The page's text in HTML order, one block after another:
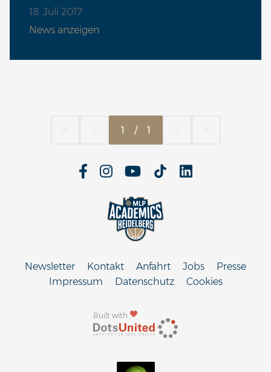
18. Juli 2017
News anzeigen
1 / 1
Built with
Newsletter Kontakt Anfahrt Jobs
Presse
Impressum
Datenschutz Cookies